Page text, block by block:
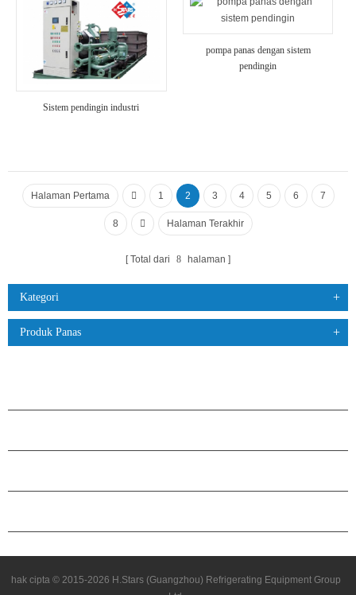
Sistem pendingin industri
pompa panas dengan sistem
pendingin
Halaman Pertama 1 2 3 4 5 6 7
8 Halaman Terakhir
Total dari 8 halaman
Kategori
Produk Panas
hak cipta © 2015-2026 H.Stars (Guangzhou) Refrigerating Equipment Group